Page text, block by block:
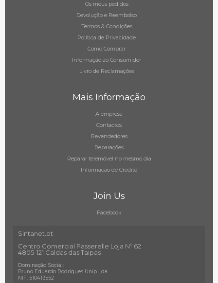
Os meus pedidos
Devolução e Reembolso
Termos & Condições
Política de Privacidade
Como Comprar
Informação ao Consumidor
Livro de Reclamações
Mais Informação
A empresa
Contactos
Revendedores
Reparações
Reparar telemóvel no mesmo dia
Informacao de Crédito
Join Us
Facebook
Sintanet.pt
Centro Comercial Passerelle Loja Nº 62
4805-121 Caldas das Taipas
Dominação Social:
Bruno Eduardo Rodrigues Unip Lda
NIF: 510413552